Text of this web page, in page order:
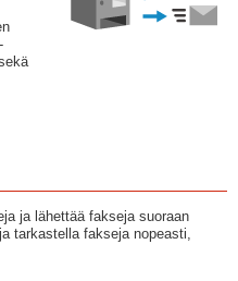
ja lähettää fakseja suoraan
tarkastella fakseja nopeasti,